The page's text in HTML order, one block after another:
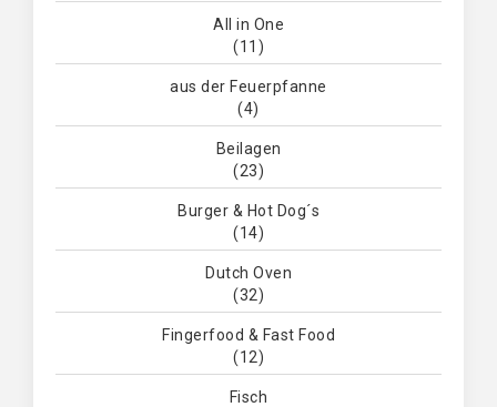
All in One
(11)
aus der Feuerpfanne
(4)
Beilagen
(23)
Burger & Hot Dog´s
(14)
Dutch Oven
(32)
Fingerfood & Fast Food
(12)
Fisch